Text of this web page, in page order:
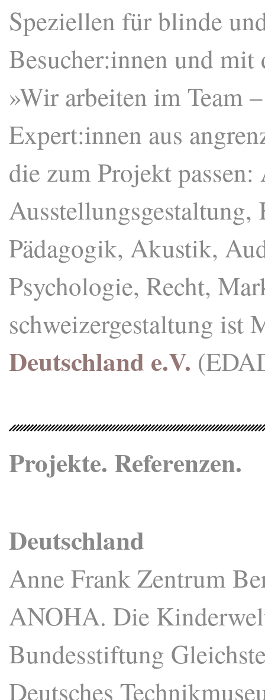
Speziellen für blinde
Besucher:innen und mit
»Wir arbeiten im Team
Expert:innen aus
die zum Projekt
Pädagogik, Akustik,
Psychologie, Recht,
schweizergestaltung
Deutschland e.V.
Projekte. Referenzen.
Deutschland
Anne Frank Zentrum
ANOHA. Die
Bundesstiftung
Deutsches